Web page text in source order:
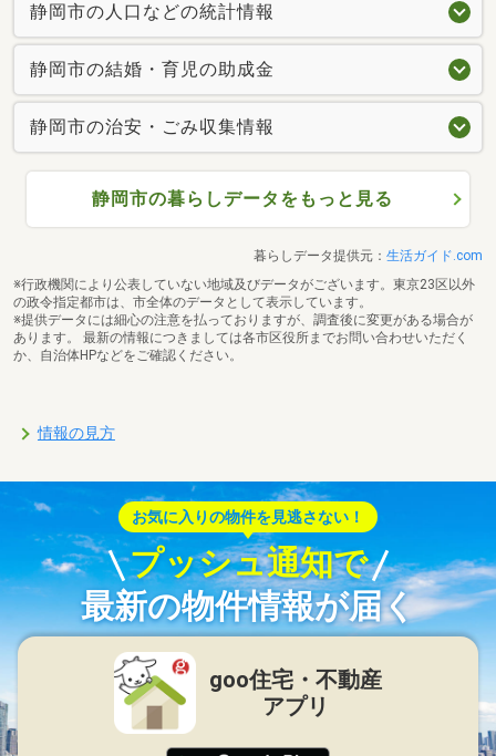
静岡市の人口などの統計情報
静岡市の結婚・育児の助成金
静岡市の治安・ごみ収集情報
静岡市の暮らしデータをもっと見る
暮らしデータ提供元： 生活ガイド.com
※行政機関により公表していない地域及びデータがございます。東京23区以外
の政令指定都市は、市全体のデータとして表示しています。
※提供データには細心の注意を払っておりますが、調査後に変更がある場合が
あります。 最新の情報につきましては各市区役所までお問い合わせいただく
か、自治体HPなどをご確認ください。
情報の見方
お気に入りの物件を見逃さない！
プッシュ通知で
最新の物件情報が届く
goo住宅・不動産
アプリ